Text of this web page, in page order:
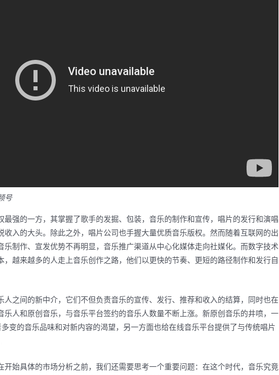
号
最强的一方，其掌握了歌手的发掘、包装，音乐的制作和宣传，唱片的发行和演唱
收入的大头。除此之外，唱片公司也手握大量优质音乐版权。然而随着互联网的出
乐制作、宣发优势不再明显，音乐推广渠道从中心化媒体走向社媒化。而数字技术
，越来越多的人走上音乐创作之路，他们以更快的节奏、更短的路径制作和发行自
人之间的新中介，它们不但负责音乐的宣传、发行、推荐和收入的结算，同时也在
乐人和原创音乐，与音乐平台签约的音乐人数量不断上涨。新原创音乐的井喷，一
变的音乐品味和对新内容的渴望，另一方面也给在线音乐平台提供了与传统唱片
开始具体的市场分析之前，我们还需要思考一个重要问题：在这个时代，音乐究竟